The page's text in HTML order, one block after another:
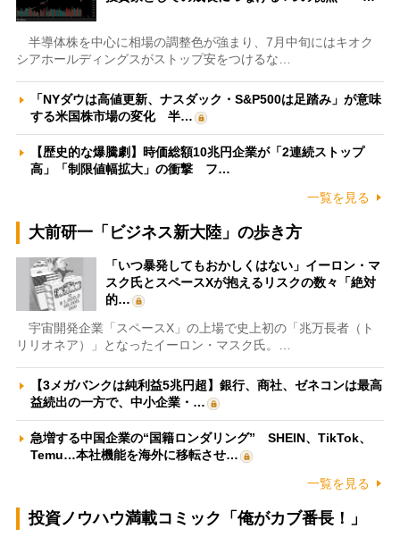
半導体株を中心に相場の調整色が強まり、7月中旬にはキオク
シアホールディングスがストップ安をつけるな…
「NYダウは高値更新、ナスダック・S&P500は足踏み」が意味
する米国株市場の変化 半…
【歴史的な爆騰劇】時価総額10兆円企業が「2連続ストップ
高」「制限値幅拡大」の衝撃 フ…
一覧を見る
大前研一「ビジネス新大陸」の歩き方
「いつ暴発してもおかしくはない」イーロン・マ
スク氏とスペースXが抱えるリスクの数々「絶対
的…
宇宙開発企業「スペースX」の上場で史上初の「兆万長者（ト
リリオネア）」となったイーロン・マスク氏。…
【3メガバンクは純利益5兆円超】銀行、商社、ゼネコンは最高
益続出の一方で、中小企業・…
急増する中国企業の“国籍ロンダリング” SHEIN、TikTok、
Temu…本社機能を海外に移転させ…
一覧を見る
投資ノウハウ満載コミック「俺がカブ番長！」